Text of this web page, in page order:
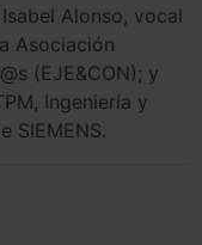
Alonso, vocal
Asociación
(EJE&CON); y
Ingeniería y
SIEMENS.